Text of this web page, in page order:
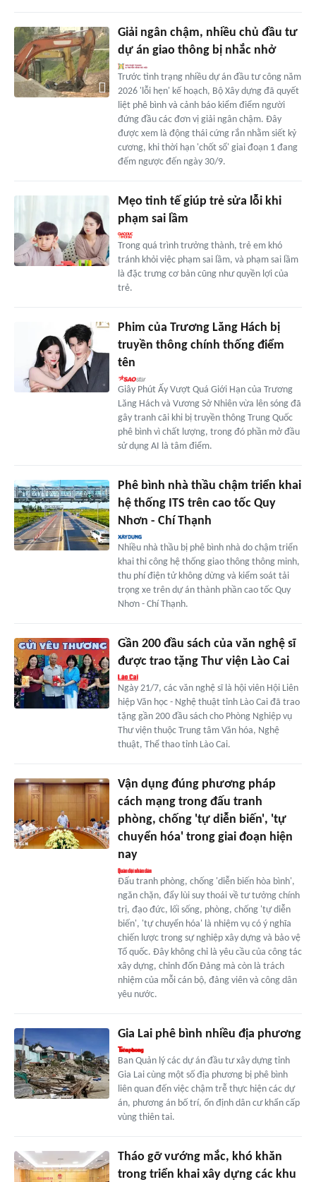
Giải ngân chậm, nhiều chủ đầu tư
dự án giao thông bị nhắc nhở
Trước tình trạng nhiều dự án đầu tư công năm
2026 'lỗi hẹn' kế hoạch, Bộ Xây dựng đã quyết
liệt phê bình và cảnh báo kiểm điểm người
đứng đầu các đơn vị giải ngân chậm. Đây
được xem là động thái cứng rắn nhằm siết kỷ
cương, khi thời hạn 'chốt sổ' giai đoạn 1 đang
đếm ngược đến ngày 30/9.
Mẹo tinh tế giúp trẻ sửa lỗi khi
phạm sai lầm
Trong quá trình trưởng thành, trẻ em khó
tránh khỏi việc phạm sai lầm, và phạm sai lầm
là đặc trưng cơ bản cũng như quyền lợi của
trẻ.
Phim của Trương Lăng Hách bị
truyền thông chính thống điểm
tên
Giây Phút Ấy Vượt Quá Giới Hạn của Trương
Lăng Hách và Vương Sở Nhiên vừa lên sóng đã
gây tranh cãi khi bị truyền thông Trung Quốc
phê bình vì chất lượng, trong đó phần mở đầu
sử dụng AI là tâm điểm.
Phê bình nhà thầu chậm triển khai
hệ thống ITS trên cao tốc Quy
Nhơn - Chí Thạnh
Nhiều nhà thầu bị phê bình nhà do chậm triển
khai thi công hệ thống giao thông thông minh,
thu phí điện tử không dừng và kiểm soát tải
trọng xe trên dự án thành phần cao tốc Quy
Nhơn - Chí Thạnh.
Gần 200 đầu sách của văn nghệ sĩ
được trao tặng Thư viện Lào Cai
Ngày 21/7, các văn nghệ sĩ là hội viên Hội Liên
hiệp Văn học - Nghệ thuật tỉnh Lào Cai đã trao
tặng gần 200 đầu sách cho Phòng Nghiệp vụ
Thư viện thuộc Trung tâm Văn hóa, Nghệ
thuật, Thể thao tỉnh Lào Cai.
Vận dụng đúng phương pháp
cách mạng trong đấu tranh
phòng, chống 'tự diễn biến', 'tự
chuyển hóa' trong giai đoạn hiện
nay
Đấu tranh phòng, chống 'diễn biến hòa bình',
ngăn chặn, đẩy lùi suy thoái về tư tưởng chính
trị, đạo đức, lối sống, phòng, chống 'tự diễn
biến', 'tự chuyển hóa' là nhiệm vụ có ý nghĩa
chiến lược trong sự nghiệp xây dựng và bảo vệ
Tổ quốc. Đây không chỉ là yêu cầu của công tác
xây dựng, chỉnh đốn Đảng mà còn là trách
nhiệm của mỗi cán bộ, đảng viên và công dân
yêu nước.
Gia Lai phê bình nhiều địa phương
Ban Quản lý các dự án đầu tư xây dựng tỉnh
Gia Lai cùng một số địa phương bị phê bình
liên quan đến việc chậm trễ thực hiện các dự
án, phương án bố trí, ổn định dân cư khẩn cấp
vùng thiên tai.
Tháo gỡ vướng mắc, khó khăn
trong triển khai xây dựng các khu